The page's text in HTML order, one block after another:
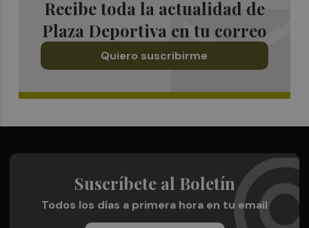
Recibe toda la actualidad de
Plaza Deportiva en tu correo
Quiero suscribirme
Suscríbete al Boletín
Todos los días a primera hora en tu email